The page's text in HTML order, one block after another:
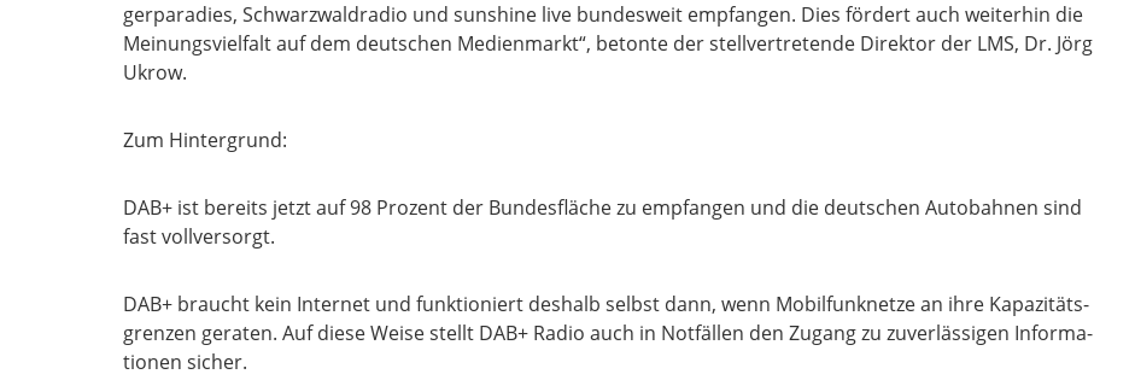
ger­pa­ra­dies, Schwarz­wald­ra­dio und sunshi­ne live bun­des­weit emp­fan­gen. Dies för­dert auch wei­ter­hin die
Mei­nungs­viel­falt auf dem deut­schen Medi­en­markt“, beton­te der stell­ver­tre­ten­de Direk­tor der LMS, Dr. Jörg
Ukrow.
Zum Hin­ter­grund:
DAB+ ist bereits jetzt auf 98 Pro­zent der Bun­des­flä­che zu emp­fan­gen und die deut­schen Auto­bah­nen sind
fast voll­ver­sorgt.
DAB+ braucht kein Inter­net und funk­tio­niert des­halb selbst dann, wenn Mobil­funk­net­ze an ihre Kapa­zi­täts­
gren­zen gera­ten. Auf die­se Wei­se stellt DAB+ Radio auch in Not­fäl­len den Zugang zu zuver­läs­si­gen Infor­ma­
tio­nen sicher.